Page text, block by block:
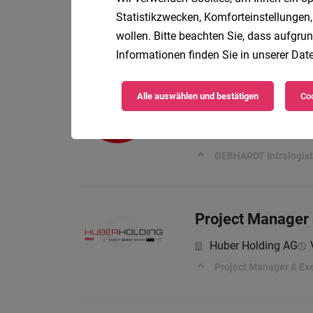
RAUCH Fruchtsäfte
Mechanical
GEBHARDT
Project
Huber Holding AG
Project Manager &
Statistikzwecken,
wollen. Bitte beachten Sie, dass
Informationen finden Sie in unserer
Alle auswählen und bestätigen